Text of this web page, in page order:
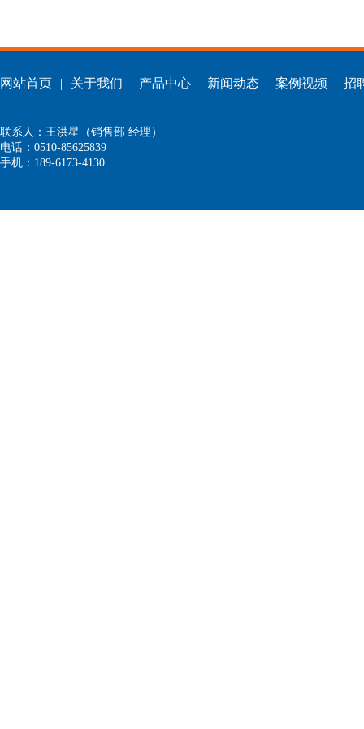
网站首页 | 关于我们 产品中心 新闻动态 案例视频 招
联系人：王洪星（销售部 经理）
电话：0510-85625839
手机：189-6173-4130